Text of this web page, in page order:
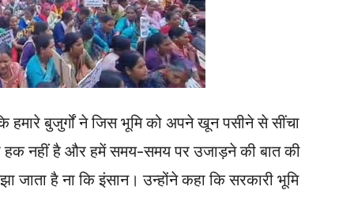
हमारे बुजुर्गों ने जिस भूमि को अपने खून पसीने से सींचा
नहीं है और हमें समय-समय पर उजाड़ने की बात की
जाता है ना कि इंसान। उन्होंने कहा कि सरकारी भूमि